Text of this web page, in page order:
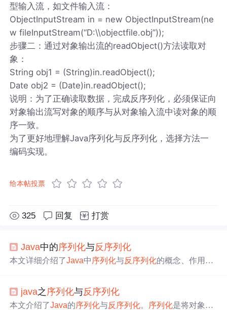
型输入流，如文件输入流：
ObjectInputStream in = new ObjectInputStream(ne
w fileInputStream(“D:\\objectfile.obj”));
步骤二：通过对象输出流的readObject()方法读取对
象：
String obj1 = (String)in.readObject();
Date obj2 = (Date)in.readObject();
说明：为了正确读取数据，完成反序列化，必须保证向
对象输出流写对象的顺序与从对象输入流中读对象的顺
序一致。
为了更好地理解Java序列化与反序列化，选择方法一
编码实现。
给本帖投票
325 回复 打赏
Java中的序列化与反 序列化
本文详细介绍了Java中 序列化与反 序列化的概念、作用及
列化的具体操作。
java之 序列化与反 序列化
本文介绍了Java的序列化与反 序列化。 序列化是将对象转